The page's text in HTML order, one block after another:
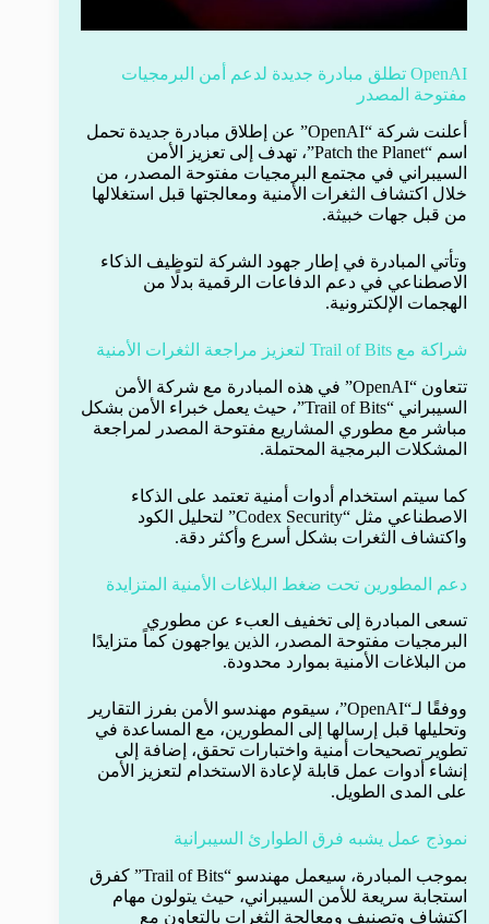
OpenAI تطلق مبادرة جديدة لدعم أمن البرمجيات
مفتوحة المصدر
أعلنت شركة “OpenAI” عن إطلاق مبادرة جديدة تحمل
اسم “Patch the Planet”، تهدف إلى تعزيز الأمن
السيبراني في مجتمع البرمجيات مفتوحة المصدر، من
خلال اكتشاف الثغرات الأمنية ومعالجتها قبل استغلالها
من قبل جهات خبيثة.
وتأتي المبادرة في إطار جهود الشركة لتوظيف الذكاء
الاصطناعي في دعم الدفاعات الرقمية بدلًا من
الهجمات الإلكترونية.
شراكة مع Trail of Bits لتعزيز مراجعة الثغرات الأمنية
تتعاون “OpenAI” في هذه المبادرة مع شركة الأمن
السيبراني “Trail of Bits”، حيث يعمل خبراء الأمن بشكل
مباشر مع مطوري المشاريع مفتوحة المصدر لمراجعة
المشكلات البرمجية المحتملة.
كما سيتم استخدام أدوات أمنية تعتمد على الذكاء
الاصطناعي مثل “Codex Security” لتحليل الكود
واكتشاف الثغرات بشكل أسرع وأكثر دقة.
دعم المطورين تحت ضغط البلاغات الأمنية المتزايدة
تسعى المبادرة إلى تخفيف العبء عن مطوري
البرمجيات مفتوحة المصدر، الذين يواجهون كماً متزايدًا
من البلاغات الأمنية بموارد محدودة.
ووفقًا لـ“OpenAI”، سيقوم مهندسو الأمن بفرز التقارير
وتحليلها قبل إرسالها إلى المطورين، مع المساعدة في
تطوير تصحيحات أمنية واختبارات تحقق، إضافة إلى
إنشاء أدوات عمل قابلة لإعادة الاستخدام لتعزيز الأمن
على المدى الطويل.
نموذج عمل يشبه فرق الطوارئ السيبرانية
بموجب المبادرة، سيعمل مهندسو “Trail of Bits” كفرق
استجابة سريعة للأمن السيبراني، حيث يتولون مهام
اكتشاف وتصنيف ومعالجة الثغرات بالتعاون مع